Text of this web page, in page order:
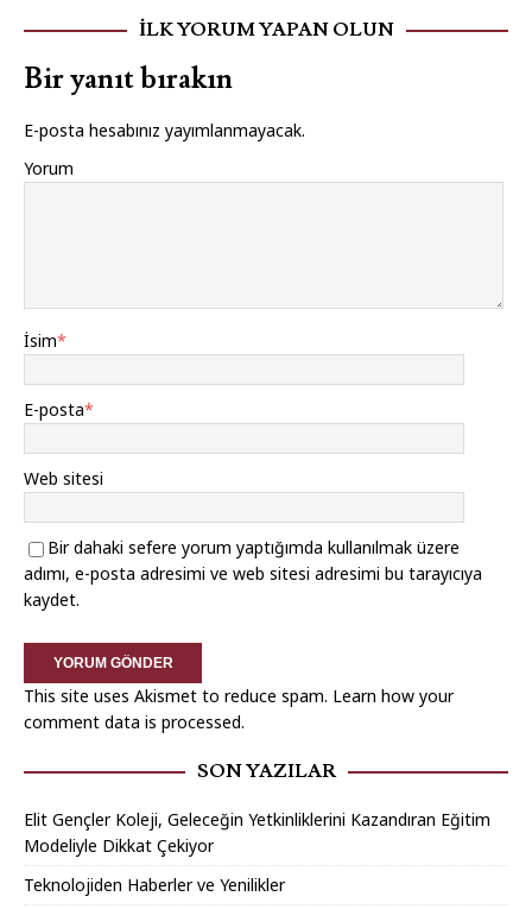
İLK YORUM YAPAN OLUN
Bir yanıt bırakın
E-posta hesabınız yayımlanmayacak.
Yorum
İsim*
E-posta*
Web sitesi
Bir dahaki sefere yorum yaptığımda kullanılmak üzere
adımı, e-posta adresimi ve web sitesi adresimi bu tarayıcıya
kaydet.
This site uses Akismet to reduce spam. Learn how your
comment data is processed.
SON YAZILAR
Elit Gençler Koleji, Geleceğin Yetkinliklerini Kazandıran Eğitim
Modeliyle Dikkat Çekiyor
Teknolojiden Haberler ve Yenilikler